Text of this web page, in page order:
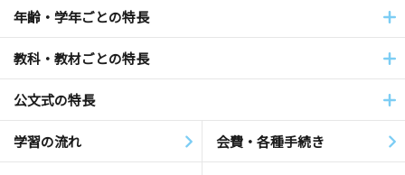
年齢・学年ごとの特長
教科・教材ごとの特長
公文式の特長
学習の流れ 会費・各種手続き